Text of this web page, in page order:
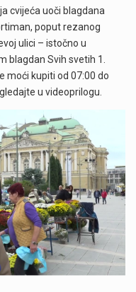
cvijeća uoči blagdana
poput rezanog
ulici – istočno u
blagdan Svih svetih 1.
moći kupiti od 07:00 do
u videoprilogu.